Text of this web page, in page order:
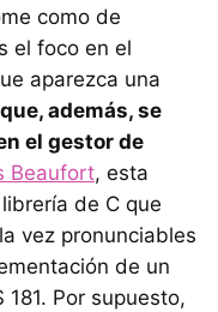
como de
el foco en el
aparezca una
además, se
el gestor de
Beaufort, esta
de C que
vez pronunciables
de un
Por supuesto,